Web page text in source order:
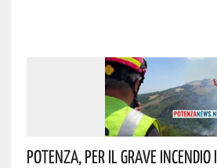
Potenza, Per Il Grave